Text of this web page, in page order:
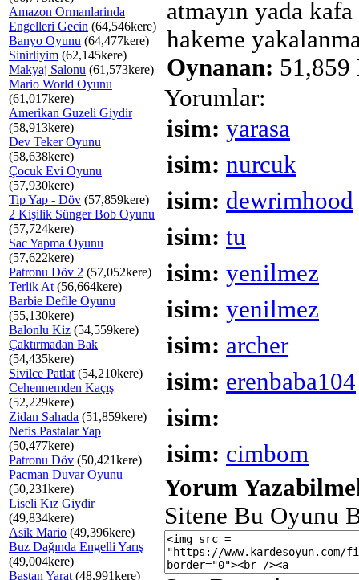
Amazon Ormanlarinda
Engelleri Gecin (64,546kere)
Banyo Oyunu (64,477kere)
Sinirliyim (62,145kere)
Makyaj Salonu (61,573kere)
Mario World Oyunu
(61,017kere)
Amerikan Guzeli Giydir
(58,913kere)
Dev Teker Oyunu
(58,638kere)
Çocuk Evi Oyunu
(57,930kere)
Tip Yap - Döv (57,859kere)
2 Kişilik Sünger Bob Oyunu
(57,724kere)
Sac Yapma Oyunu
(57,622kere)
Patronu Döv 2 (57,052kere)
Terlik At (56,664kere)
Barbie Defile Oyunu
(55,130kere)
Balonlu Kiz (54,559kere)
Çaktırmadan Bak
(54,435kere)
Sivilce Patlat (54,210kere)
Cehennemden Kaçış
(52,229kere)
Zidan Sahada (51,859kere)
Nefis Pastalar Yap
(50,477kere)
Patronu Döv (50,421kere)
Pacman Duvar Oyunu
(50,231kere)
Liseli Kız Giydir
(49,834kere)
Asik Mario (49,396kere)
Buz Dağında Engelli Yarış
(49,004kere)
Bastan Yarat (48,991kere)
atmayın yada
hakeme
Oynanan: 51,859
Yorumlar:
isim: yarasa
isim: nurcuk
isim: dewrimhood
isim: tu
isim: yenilmez
isim: yenilmez
isim: archer
isim: erenbaba104
isim:
isim: cimbom
Yorum
Sitene Bu Oyunu